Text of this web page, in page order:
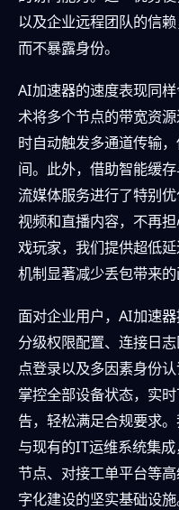
以及企业远程团队的信
而不暴露身份。
AI加速器的速度表现同
术将多个节点的带宽资
时自动触发多通道传输
间。此外，借助智能缓
流媒体服务进行了特别
视频和直播内容，不再
戏玩家，我们提供超低
机制显著减少丢包带来的
面对企业用户，AI加速
分级权限配置、连接日
点登录以及多因素身份
掌控全部设备状态，实
告，轻松满足合规要求
与现有的IT运维系统集
节点、对接工单平台等
字化建设的坚实基础设施